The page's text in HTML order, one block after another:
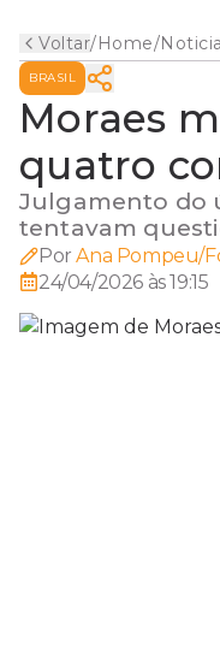
Voltar/Home/
BRASIL
Moraes
quatro
Julgamento do
tentavam
Por Ana Pompeu/
24/04/2026 às 19:15